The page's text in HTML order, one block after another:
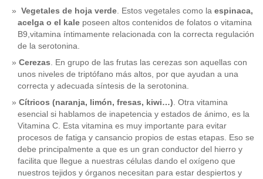
Vegetales de hoja verde. Estos vegetales como la espinaca,
acelga o el kale poseen altos contenidos de folatos o vitamina
B9,vitamina íntimamente relacionada con la correcta regulación
de la serotonina.
Cerezas. En grupo de las frutas las cerezas son aquellas con
unos niveles de triptófano más altos, por que ayudan a una
correcta y adecuada síntesis de la serotonina.
Cítricos (naranja, limón, fresas, kiwi…). Otra vitamina
esencial si hablamos de inapetencia y estados de ánimo, es la
Vitamina C. Esta vitamina es muy importante para evitar
procesos de fatiga y cansancio propios de estas etapas. Eso se
debe principalmente a que es un gran conductor del hierro y
facilita que llegue a nuestras células dando el oxígeno que
nuestros tejidos y órganos necesitan para estar despiertos y